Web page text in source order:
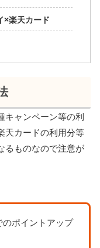
×楽天カード
キャンペーン等の利
天カードの利用分等
るものなので注意が
ポイントアップ